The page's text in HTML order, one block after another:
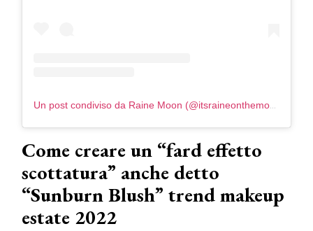
Un post condiviso da Raine Moon (@itsraineonthemoon)
Come creare un “fard effetto
scottatura” anche detto
“Sunburn Blush” trend makeup
estate 2022